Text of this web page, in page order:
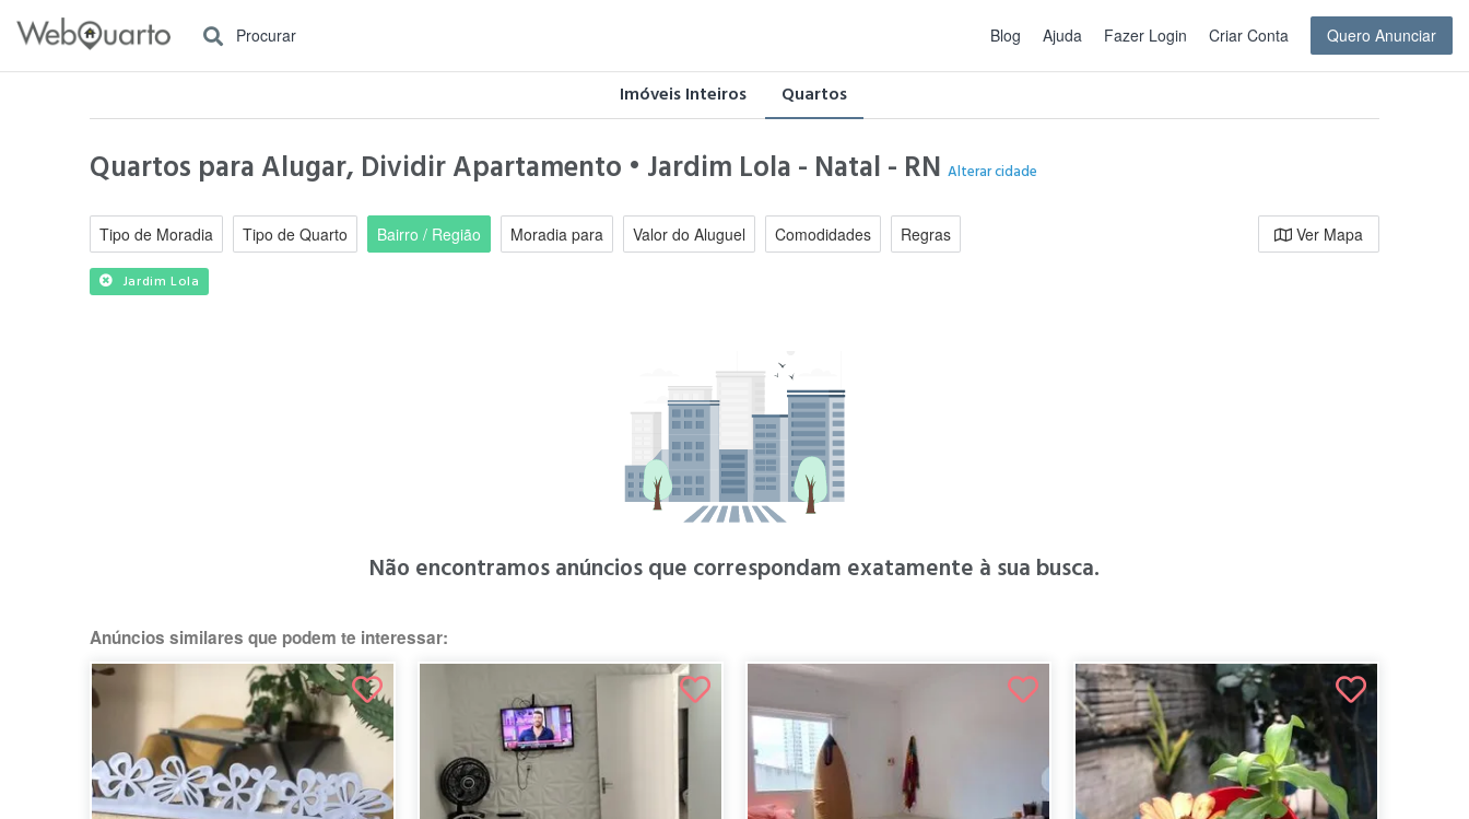
Procurar Blog Ajuda Fazer Login Criar Conta Quero Anunciar
Imóveis Inteiros Quartos
Quartos para Alugar, Dividir Apartamento • Jardim Lola - Natal - RNAlterar cidade
Tipo de Moradia Tipo de Quarto Bairro / Região Moradia para Valor do Aluguel Comodidades Regras Ver Mapa
Jardim Lola
Não encontramos anúncios que correspondam exatamente à sua busca.
Anúncios similares que podem te interessar: